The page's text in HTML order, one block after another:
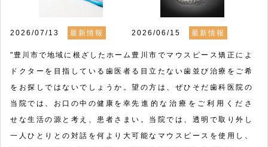
2026/07/13 最新情報
"豊川市で地域に根ざしたホーム
ドクターを目指している歯医者
をお探しではないでしょうか。
当院では、お口の中の健康を幸
せな生活の源と考え、患者さま
一人ひとりとの対話を何より大
2026/06/15 最新情報
豊川市でマウスピース矯正によ
る目立たない歯並び治療をご希
望の方は、ぜひそだ歯科医院の
先進的な治療をご利用くださ
い。当院では、透明で取り外し
可能なマウスピースを使用し、